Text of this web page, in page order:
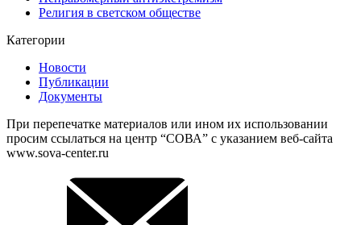
Религия в светском обществе
Категории
Новости
Публикации
Документы
При перепечатке материалов или ином их использовании
просим ссылаться на центр “СОВА” с указанием веб-сайта
www.sova-center.ru